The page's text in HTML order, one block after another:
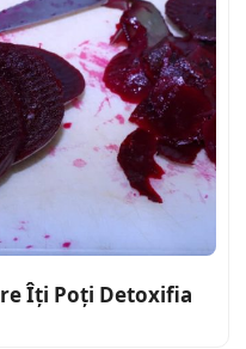
Îți Poți Detoxifia